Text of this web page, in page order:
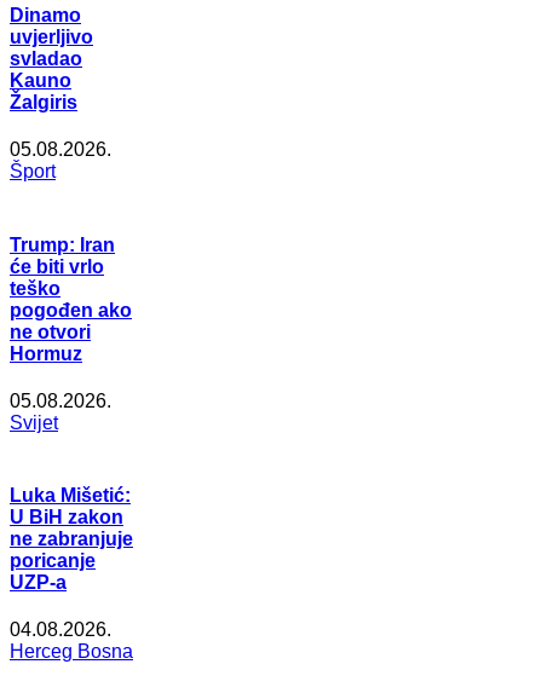
Dinamo
uvjerljivo
svladao
Kauno
Žalgiris
05.08.2026.
Šport
Trump: Iran
će biti vrlo
teško
pogođen ako
ne otvori
Hormuz
05.08.2026.
Svijet
Luka Mišetić:
U BiH zakon
ne zabranjuje
poricanje
UZP-a
04.08.2026.
Herceg Bosna